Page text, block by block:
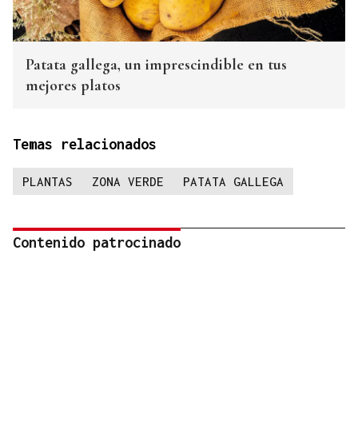
Patata gallega, un imprescindible en tus
mejores platos
Temas relacionados
PLANTAS ZONA VERDE PATATA GALLEGA
Contenido patrocinado